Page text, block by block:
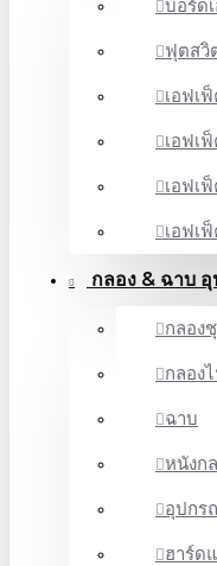
บอร์ด
ฟุตสวิ
เอฟเ
เอฟเ
เอฟเ
เอฟเ
กลอง & ฉาบ
กลอง
กลอง
ฉาบ
หนังก
อุปกร
ฮาร์ด